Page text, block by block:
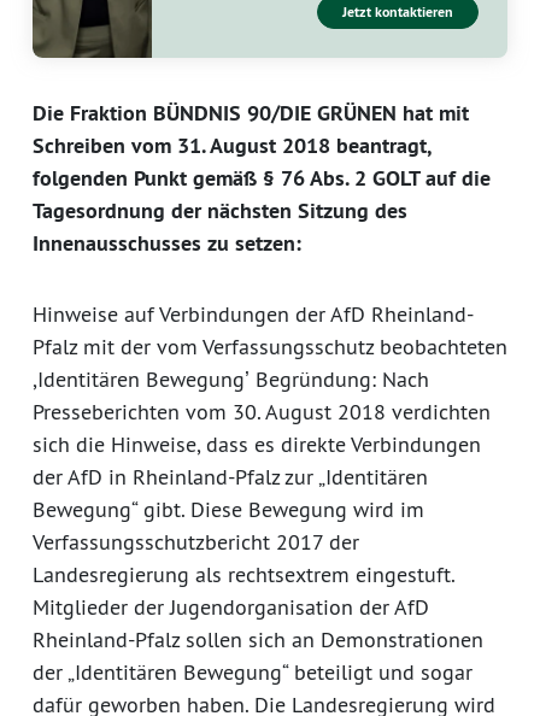
Jetzt kontaktieren
Die Fraktion BÜNDNIS 90/DIE GRÜNEN hat mit
Schreiben vom 31. August 2018 beantragt,
folgenden Punkt gemäß § 76 Abs. 2 GOLT auf die
Tagesordnung der nächsten Sitzung des
Innenausschusses zu setzen:
Hinweise auf Verbindungen der AfD Rheinland-
Pfalz mit der vom Verfassungsschutz beobachteten
,Identitären Bewegungʼ Begründung: Nach
Presseberichten vom 30. August 2018 verdichten
sich die Hinweise, dass es direkte Verbindungen
der AfD in Rheinland-Pfalz zur „Identitären
Bewegung“ gibt. Diese Bewegung wird im
Verfassungsschutzbericht 2017 der
Landesregierung als rechtsextrem eingestuft.
Mitglieder der Jugendorganisation der AfD
Rheinland-Pfalz sollen sich an Demonstrationen
der „Identitären Bewegung“ beteiligt und sogar
dafür geworben haben. Die Landesregierung wird